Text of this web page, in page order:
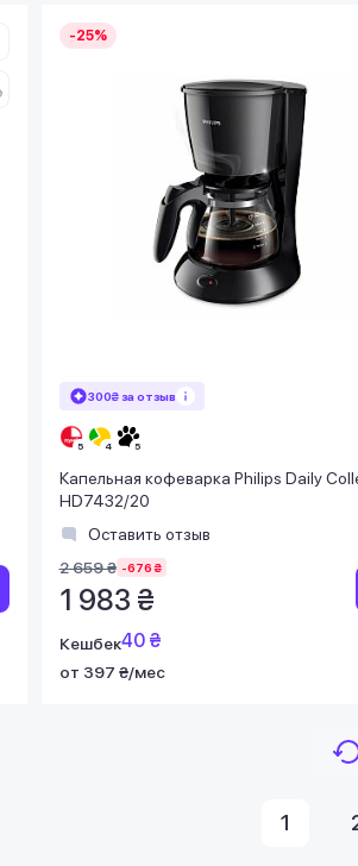
-25%
300₴ за отзыв
Капельная кофеварка Philips Daily
HD7432/20
Оставить отзыв
2 659 ₴ -676 ₴
1 983 ₴
Кешбек40 ₴
от 397 ₴/мес
1